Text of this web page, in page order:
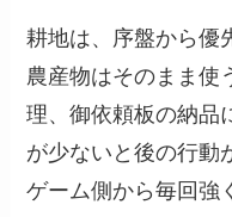
耕地は、序盤から優
農産物はそのまま使
理、御依頼板の納品
が少ないと後の行動
ゲーム側から毎回強